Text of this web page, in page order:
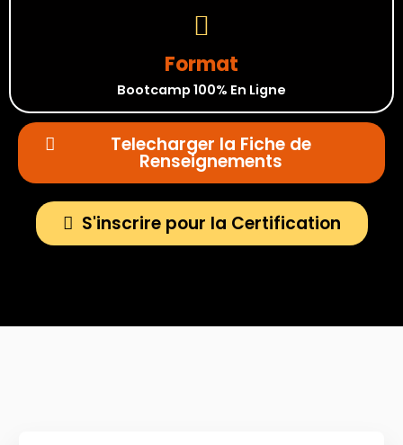
Format
Bootcamp 100% En Ligne
Telecharger la Fiche de
Renseignements
S'inscrire pour la Certification